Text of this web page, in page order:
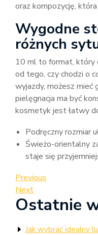
oraz kompozycję,
Wygodne
różnych
10 ml to format, który
od tego, czy chodzi o
wyjazdy, możesz mieć
pielęgnacja ma być
kosmetyk jest łatwy
Podręczny rozmiar
Świeżo-orientalny
staje się
Nawigacja
wpisu
Previous
Post
Previous
Next
Post
Next
Ostatnie
Jak wybrać idealny